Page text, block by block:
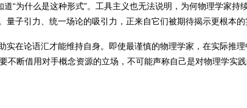
“为什么是这种形式”。工具主义也无法说明，为何物理学家持
子引力、统一场论的吸引力，正来自它们被期待揭示更根本的
实在论语汇才能维持自身。即使最谨慎的物理学家，在实际推
要不断借用对手概念资源的立场，不可能声称自己是对物理学实